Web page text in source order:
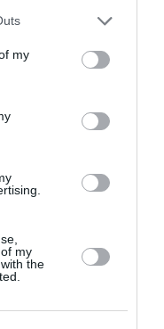
my
my
the
informații